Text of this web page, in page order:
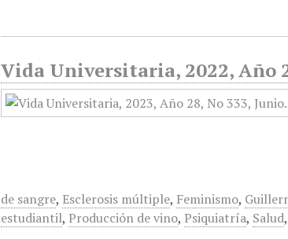
Vida Universitaria, 2022, Año
de sangre, Esclerosis múltiple, Feminismo,
estudiantil, Producción de vino, Psiquiatría, Salud,